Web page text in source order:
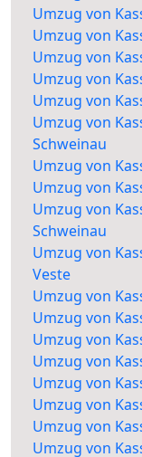
Umzug von
Umzug von
Umzug von
Umzug von
Umzug von
Umzug von
Schweinau
Umzug von
Umzug von
Umzug von
Schweinau
Umzug von
Veste
Umzug von
Umzug von
Umzug von
Umzug von
Umzug von
Umzug von
Umzug von
Umzug von